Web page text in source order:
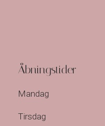
Åbningstider
Mandag​
Tirsdag